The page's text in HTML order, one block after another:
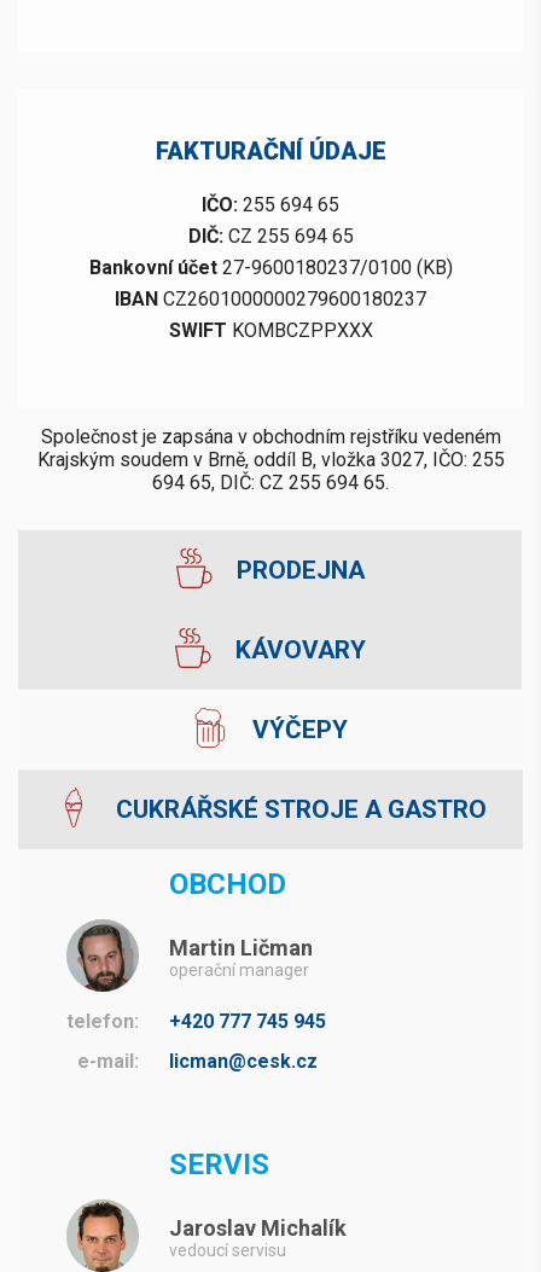
FAKTURAČNÍ ÚDAJE
IČO: 255 694 65
DIČ:CZ 255 694 65
Bankovní účet27-9600180237/0100 (KB)
IBAN CZ2601000000279600180237
SWIFT KOMBCZPPXXX
Společnost je zapsána v obchodním rejstříku vedeném
Krajským soudem v Brně, oddíl B, vložka 3027, IČO: 255
694 65, DIČ: CZ 255 694 65.
PRODEJNA
KÁVOVARY
VÝČEPY
CUKRÁŘSKÉ STROJE A GASTRO
OBCHOD
Martin Ličman
operační manager
telefon:
+420 777 745 945
e-mail:
licman@cesk.cz
SERVIS
Jaroslav Michalík
vedoucí servisu